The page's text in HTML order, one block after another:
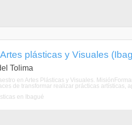
plásticas y Visuales
Tolima
en Artes Plásticas y Visuales.
de transformar realizar prácticas artísticas,
en Ibagué